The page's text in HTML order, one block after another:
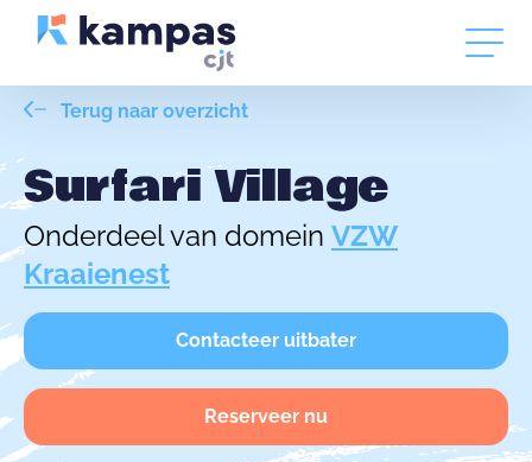
Terug naar overzicht
Surfari Village
Onderdeel van domein VZW
Kraaienest
Contacteer uitbater
Reserveer nu